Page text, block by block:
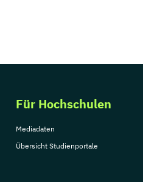
Für Hochschulen
Mediadaten
Übersicht Studienportale